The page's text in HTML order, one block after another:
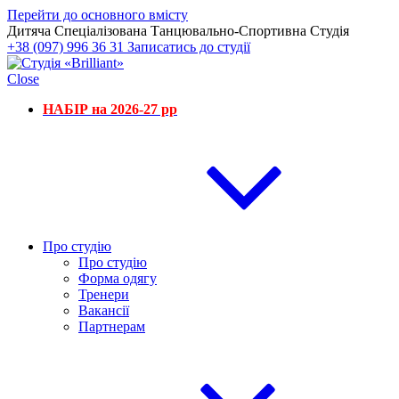
Перейти до основного вмісту
Дитяча Спеціалізована Танцювально-Спортивна Студія
+38 (097) 996 36 31 Записатись до студії
Close
НАБІР на 2026-27 рр
Про студію
Про студію
Форма одягу
Тренери
Вакансії
Партнерам